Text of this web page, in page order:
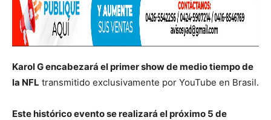
Karol G encabezará el primer show de medio tiempo de
la NFL transmitido exclusivamente por YouTube en Brasil.
Este histórico evento se realizará el próximo 5 de